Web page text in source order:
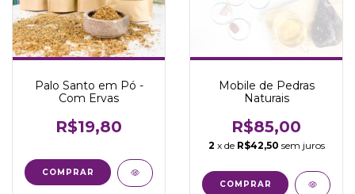
Palo Santo em Pó -
Com Ervas
R$19,80
COMPRAR
Mobile de Pedras
Naturais
R$85,00
2 x de R$42,50 sem juros
COMPRAR